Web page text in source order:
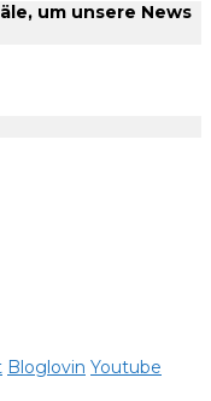
um unsere News
Bloglovin Youtube